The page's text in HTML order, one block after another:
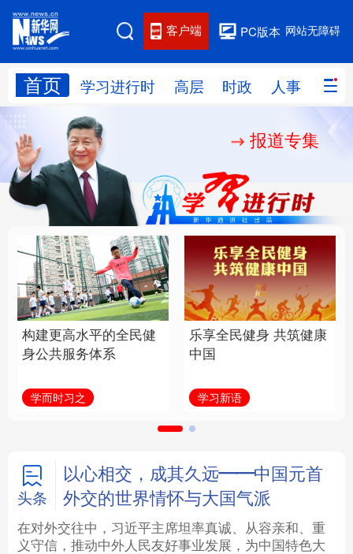
网站无障碍
PC版本
客户端
首页 学习进行时 高层 时政 人事 国际
网站地图
学习进行时 人事
国际 财经 网评
思客智库 全球连线 教育
科技 科创 量子 体育
文化 书画 健康 军事
访谈 视频 图片 政务
学术中国 乡村振兴 银龄 溯源中国
城市 旅游 能源
彩票 娱乐 时尚 悦读
报道专集
构建更高水平的全民健
身公共服务体系
学而时习之
乐享全民健身 共筑健康
中国
学习新语
头条
以心相交，成其久远——中国元首
外交的世界情怀与大国气派
在对外交往中，习近平主席坦率真诚、从容亲和、重
义守信，推动中外人民友好事业发展，为中国特色大